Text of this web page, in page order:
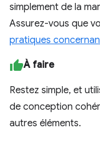
simplement de la
Assurez-vous que
pratiques
À faire
Restez simple, et
de conception
autres éléments.